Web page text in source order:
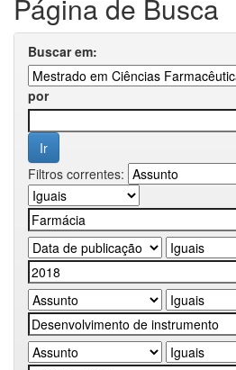
Página de Busca
Buscar em:
por
Filtros correntes: